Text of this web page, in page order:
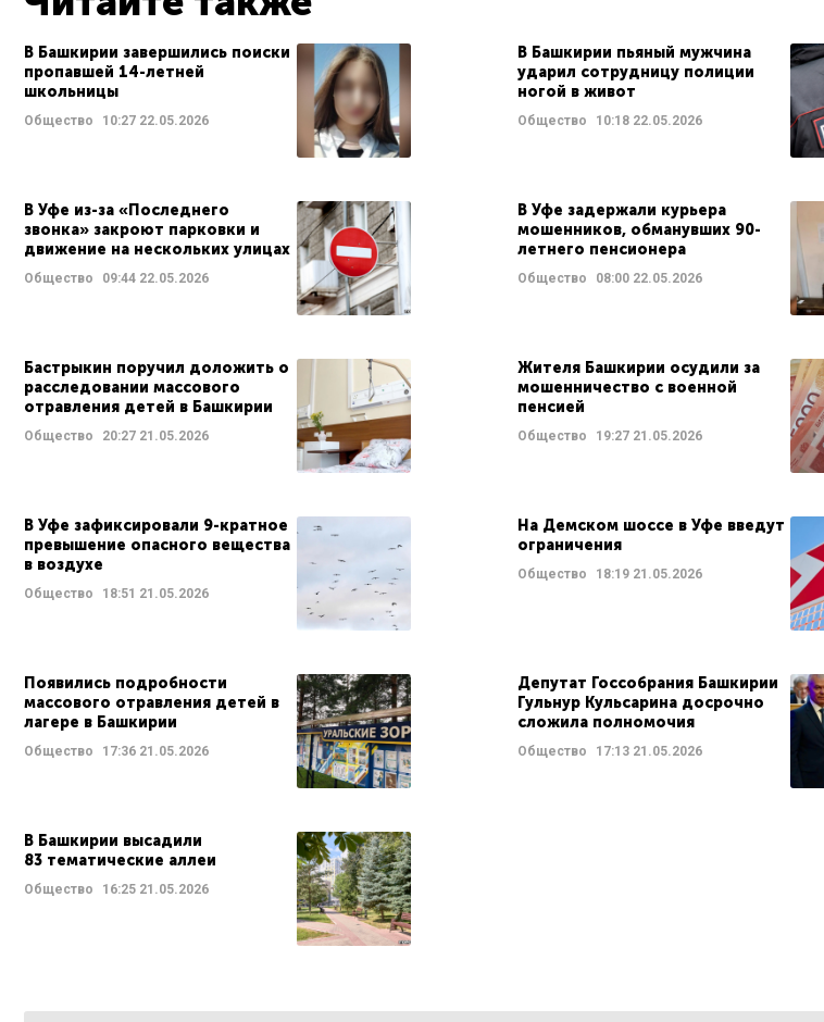
В Башкирии завершились поиски
пропавшей 14-летней
школьницы
Общество 10:27 22.05.2026
В Башкирии пьяный мужчина
ударил сотрудницу полиции
ногой в живот
Общество 10:1822.05.2026
В Уфе из-за «Последнего
звонка» закроют парковки и
движение на нескольких улицах
Общество 09:44 22.05.2026
В Уфе задержали курьера
мошенников, обманувших 90-
летнего пенсионера
Общество 08:0022.05.2026
Бастрыкин поручил доложить о
расследовании массового
отравления детей в Башкирии
Общество 20:27 21.05.2026
Жителя Башкирии осудили за
мошенничество с военной
пенсией
Общество 19:2721.05.2026
В Уфе зафиксировали 9-кратное
превышение опасного вещества
в воздухе
Общество 18:51 21.05.2026
На Демском шоссе в Уфе введут
ограничения
Общество 18:1921.05.2026
Появились подробности
массового отравления детей в
лагере в Башкирии
Общество 17:36 21.05.2026
Депутат Госсобрания Башкирии
Гульнур Кульсарина досрочно
сложила полномочия
Общество 17:1321.05.2026
В Башкирии высадили
83 тематические аллеи
Общество 16:25 21.05.2026